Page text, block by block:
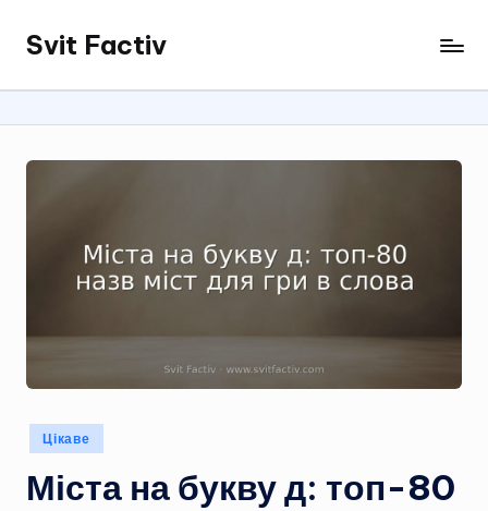
Перейти
вмісту
Svit Factiv
Опубліковано
у
Цікаве
Міста на букву д: топ-80